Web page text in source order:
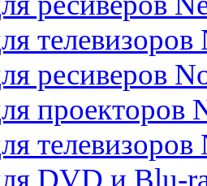
телевизоров
ресиверов
проекторов
телевизоров
DVD и Blu-